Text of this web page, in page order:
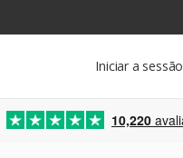
Iniciar a sessão
10,220